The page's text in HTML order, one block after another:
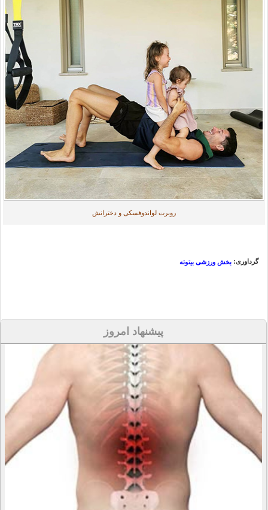
روبرت لواندوفسکی و دخترانش
گرداوری: بخش ورزشی بیتوته
پیشنهاد امروز